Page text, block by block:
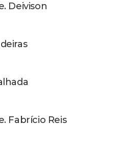
Deivison
Fabrício Reis